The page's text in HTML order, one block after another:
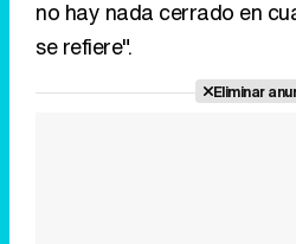
no hay nada cerrado en
se refiere".
Eliminar